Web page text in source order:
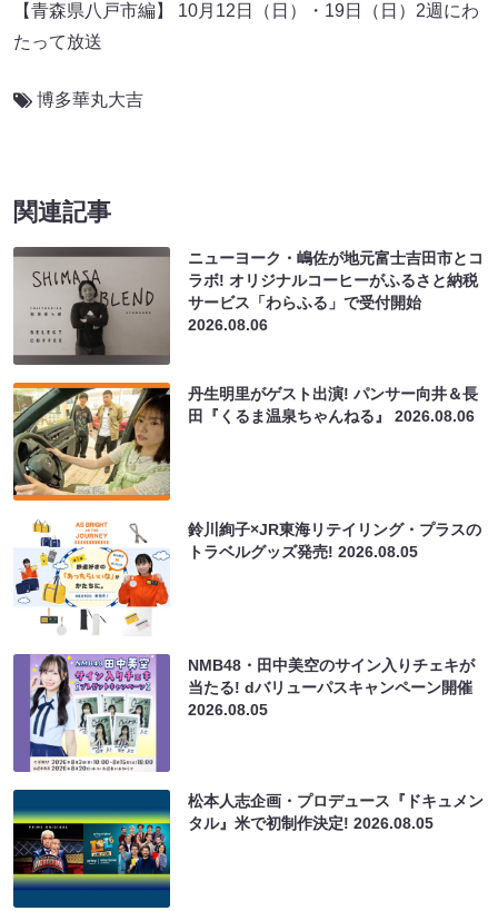
【青森県八戸市編】 10月12日（日）・19日（日）2週にわ
たって放送
博多華丸大吉
関連記事
ニューヨーク・嶋佐が地元富士吉田市とコ
ラボ! オリジナルコーヒーがふるさと納税
サービス「わらふる」で受付開始
2026.08.06
丹生明里がゲスト出演! パンサー向井＆長
田『くるま温泉ちゃんねる』2026.08.06
鈴川絢子×JR東海リテイリング・プラスの
トラベルグッズ発売!2026.08.05
NMB48・田中美空のサイン入りチェキが
当たる! dバリューパスキャンペーン開催
2026.08.05
松本人志企画・プロデュース『ドキュメン
タル』米で初制作決定!2026.08.05